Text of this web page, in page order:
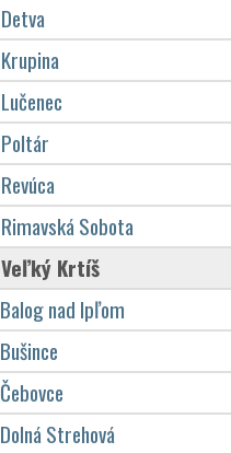
Detva
Krupina
Lučenec
Poltár
Revúca
Rimavská Sobota
Veľký Krtíš
Balog nad Ipľom
Bušince
Čebovce
Dolná Strehová